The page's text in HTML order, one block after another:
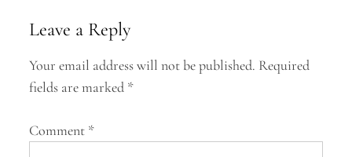
n
a
v
g
Leave a Reply
Your email address will not be published. Required
fields are marked *
Comment *